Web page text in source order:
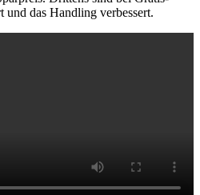
das Handling verbessert.